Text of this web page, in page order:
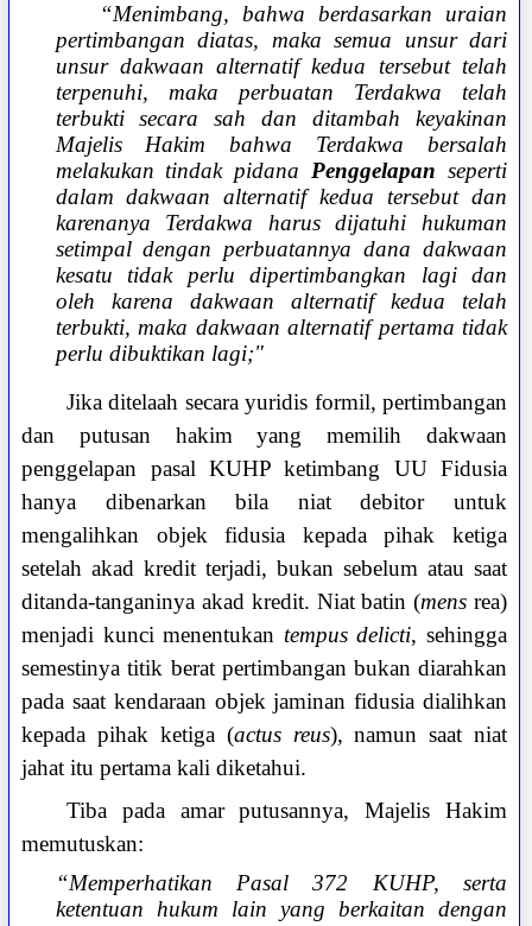
“Menimbang, bahwa berdasarkan uraian
pertimbangan diatas, maka semua unsur dari
unsur dakwaan alternatif kedua tersebut telah
terpenuhi, maka perbuatan Terdakwa telah
terbukti secara sah dan ditambah keyakinan
Majelis Hakim bahwa Terdakwa bersalah
melakukan tindak pidana Penggelapan seperti
dalam dakwaan alternatif kedua tersebut dan
karenanya Terdakwa harus dijatuhi hukuman
setimpal dengan perbuatannya dana dakwaan
kesatu tidak perlu dipertimbangkan lagi dan
oleh karena dakwaan alternatif kedua telah
terbukti, maka dakwaan alternatif pertama tidak
perlu dibuktikan lagi;"
Jika ditelaah secara yuridis formil, pertimbangan
dan putusan hakim yang memilih dakwaan
penggelapan pasal KUHP ketimbang UU Fidusia
hanya dibenarkan bila niat debitor untuk
mengalihkan objek fidusia kepada pihak ketiga
setelah akad kredit terjadi, bukan sebelum atau saat
ditanda-tanganinya akad kredit. Niat batin (mensrea)
menjadi kunci menentukan tempus delicti, sehingga
semestinya titik berat pertimbangan bukan diarahkan
pada saat kendaraan objek jaminan fidusia dialihkan
kepada pihak ketiga (actus reus), namun saat niat
jahat itu pertama kali diketahui.
Tiba pada amar putusannya, Majelis Hakim
memutuskan:
“Memperhatikan Pasal 372 KUHP, serta
ketentuan hukum lain yang berkaitan dengan